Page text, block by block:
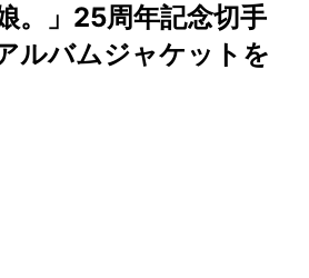
。」25周年記念切手
ルバムジャケットを